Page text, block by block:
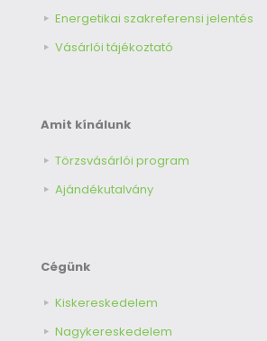
Energetikai szakreferensi jelentés
Vásárlói tájékoztató
Amit kínálunk
Törzsvásárlói program
Ajándékutalvány
Cégünk
Kiskereskedelem
Nagykereskedelem